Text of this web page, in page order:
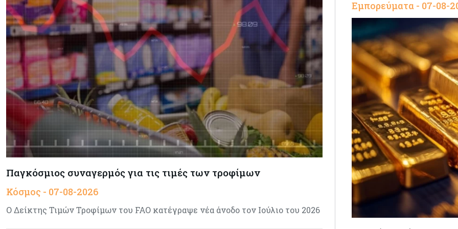
Παγκόσμιος συναγερμός για τις τιμές των τροφίμων
Κόσμος - 07-08-2026
Ο Δείκτης Τιμών Τροφίμων του FAO κατέγραψε νέα άνοδο τον Ιούλιο του 2026
Εμπορεύματα - 07-08-